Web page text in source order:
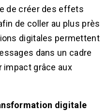
de créer des effets
de coller au plus près
digitales permettent
dans un cadre
impact grâce aux
digitale